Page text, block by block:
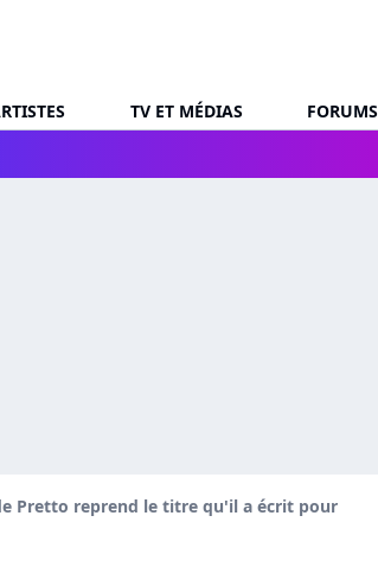
TV ET MÉDIAS
FORUMS
Pretto reprend le titre qu'il a écrit pour